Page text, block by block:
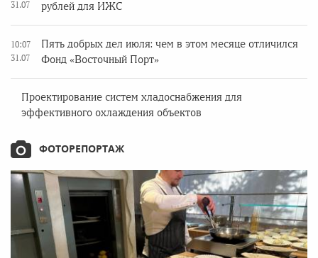
31.07
рублей для ИЖС
10:07
31.07
Пять добрых дел июля: чем в этом месяце отличился
Фонд «Восточный Порт»
Проектирование систем хладоснабжения для
эффективного охлаждения объектов
ФОТОРЕПОРТАЖ